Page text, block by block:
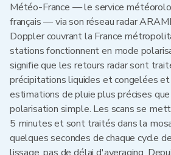
Météo-France — le service
français — via son réseau radar
Doppler couvrant la France
stations fonctionnent en mode
signifie que les retours radar sont
précipitations liquides et congelées
estimations de pluie plus précises
polarisation simple. Les scans se
5 minutes et sont traités dans la
quelques secondes de chaque cycle